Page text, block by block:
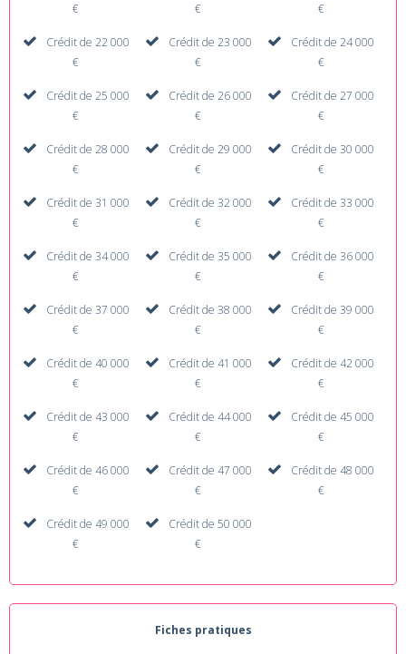
€
€
€
Crédit de 22 000
€
Crédit de 23 000
€
Crédit de 24 000
€
Crédit de 25 000
€
Crédit de 26 000
€
Crédit de 27 000
€
Crédit de 28 000
€
Crédit de 29 000
€
Crédit de 30 000
€
Crédit de 31 000
€
Crédit de 32 000
€
Crédit de 33 000
€
Crédit de 34 000
€
Crédit de 35 000
€
Crédit de 36 000
€
Crédit de 37 000
€
Crédit de 38 000
€
Crédit de 39 000
€
Crédit de 40 000
€
Crédit de 41 000
€
Crédit de 42 000
€
Crédit de 43 000
€
Crédit de 44 000
€
Crédit de 45 000
€
Crédit de 46 000
€
Crédit de 47 000
€
Crédit de 48 000
€
Crédit de 49 000
€
Crédit de 50 000
€
Fiches pratiques